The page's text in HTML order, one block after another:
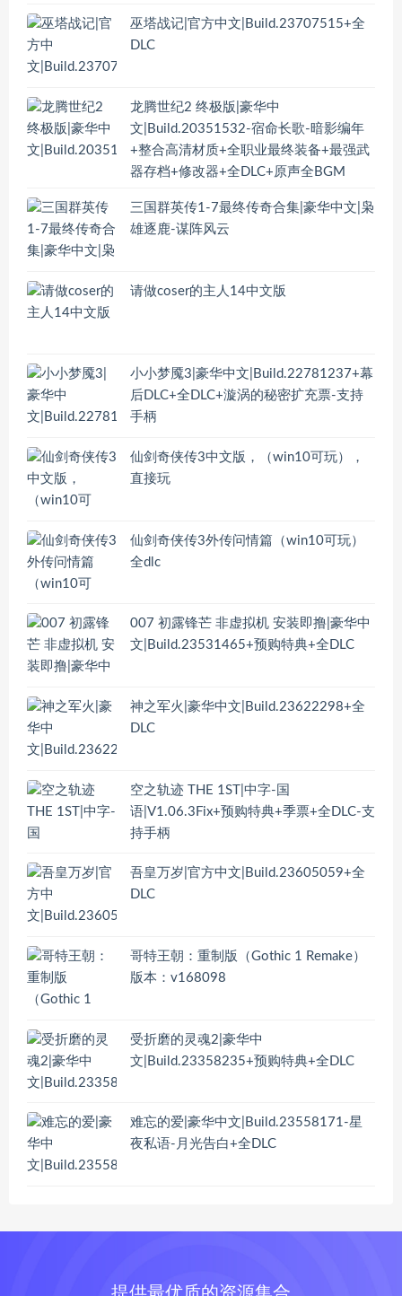
巫塔战记|官方中文|Build.23707515+全
DLC
龙腾世纪2 终极版|豪华中
文|Build.20351532-宿命长歌-暗影编年
+整合高清材质+全职业最终装备+最强武
器存档+修改器+全DLC+原声全BGM
三国群英传1-7最终传奇合集|豪华中文|枭
雄逐鹿-谋阵风云
请做coser的主人14中文版
小小梦魇3|豪华中文|Build.22781237+幕
后DLC+全DLC+漩涡的秘密扩充票-支持
手柄
仙剑奇侠传3中文版，（win10可玩），
直接玩
仙剑奇侠传3外传问情篇（win10可玩）
全dlc
007 初露锋芒 非虚拟机 安装即撸|豪华中
文|Build.23531465+预购特典+全DLC
神之军火|豪华中文|Build.23622298+全
DLC
空之轨迹 THE 1ST|中字-国
语|V1.06.3Fix+预购特典+季票+全DLC-支
持手柄
吾皇万岁|官方中文|Build.23605059+全
DLC
哥特王朝：重制版（Gothic 1 Remake）
版本：v168098
受折磨的灵魂2|豪华中
文|Build.23358235+预购特典+全DLC
难忘的爱|豪华中文|Build.23558171-星
夜私语-月光告白+全DLC